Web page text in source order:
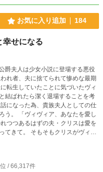
お気に入り追加 184
幸せになる
爵夫人は少女小説に登場する悪役
結ばれたら潔く退場することを考
になった為、貴族夫人としての仕
たを愛し
クリスがヴィヴ
承を狙っている疑惑から逃れる為
た夫
また、人によっては
位 / 66,317件